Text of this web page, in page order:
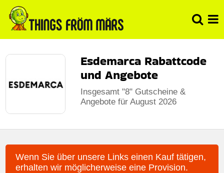
Esdemarca Rabattcode
und Angebote
Insgesamt "8" Gutscheine &
Angebote für August 2026
Wenn Sie über unsere Links einen Kauf tätigen,
erhalten wir möglicherweise eine Provision.